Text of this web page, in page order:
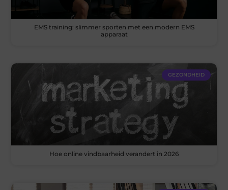
EMS training: slimmer sporten met een modern EMS
apparaat
GEZONDHEID
Hoe online vindbaarheid verandert in 2026